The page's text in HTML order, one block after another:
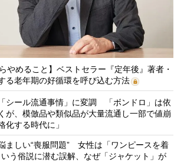
やめること】ベストセラー『定年後』著者・
る老年期の好循環を呼び込む方法
シール流通事情」に変調 「ボンドロ」は依
が、模倣品や類似品が大量流通し一部で値崩
する時代に」
ましい“喪服問題” 女性は「ワンピースを着
う俗説に潜む誤解、なぜ「ジャケット」が